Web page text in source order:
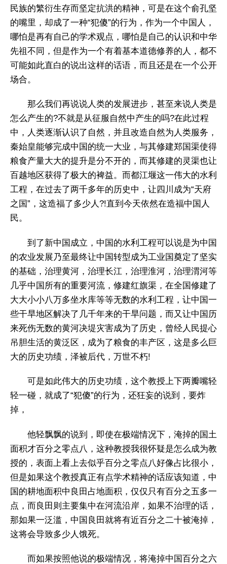
民族的繁衍生存而坚定抗洪的精神，可是在这个俞孔坚
的嘴里，却成了一种“犯傻”的行为，作为一个中国人，
哪怕是再有自己的学术观点，哪怕是自己的认识和中华
先祖不同，但是作为一个有着基本道德修养的人，都不
可能如此直白的说出这样的话语，而且还是在一个公开
场合。
那么我们再说说人类的发展进步，甚至来说人类是
怎么产生的?不就是从征服自然中产生的吗?在此过程
中，人类逐渐认识了自然，并且改造自然为人类服务，
秦始皇能够完成中国的统一大业，与其修建郑国渠使得
粮食产量大大的提升是分不开的，而其修建的灵渠也让
百越地区获得了极大的裨益。而都江堰这一伟大的水利
工程，在过去了两千多年的历史中，让四川成为“天府
之国”，这造福了多少人?!直到今天依然在造福中国人
民。
到了新中国成立，中国的水利工程可以说是为中国
的农业发展乃至最终让中国转型成为工业国奠定了坚实
的基础，治理黄河，治理长江，治理淮河，治理渭河等
几乎中国所有的重要河流，修建红旗渠，在全国修建了
大大小小八万多坐水库等等无数的水利工程，让中国一
些干旱地区解决了几千年来的干旱问题，而又让中国历
来死伤无数的黄河决堤灾害成为了历史，曾经人民提心
吊胆生活的黄泛区，成为了粮食的丰产区，这是多么巨
大的历史功绩，泽被后代，万世不朽!
可是如此伟大的历史功绩，这个教授上下两瓣嘴轻
轻一碰，就成了“犯傻”的行为，还狂妄的说到，要炸
掉，
他轻飘飘的说到，即使在极端情况下，淹掉的国土
面积才百分之零点八，这种教授我很怀疑是怎么成为教
授的，表面上看上去似乎百分之零点八好像占比很小，
但是如果这个教授真正有点学术精神的话应该知道，中
国的耕地面积中良田占地面积，仅仅只有百分之五多一
点，而良田则主要集中在河流沿岸，如果不治理的话，
那如果一泛滥，中国良田就将有近百分之二十被淹掉，
这将会导致多少人饿死。
而如果按照他说的极端情况，将淹掉中国百分之六